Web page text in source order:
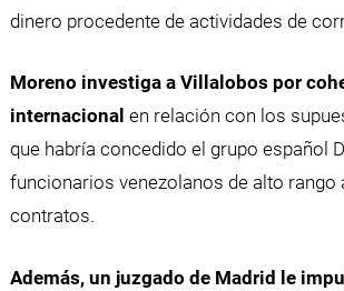
dinero procedente de actividades de
Moreno investiga a Villalobos por
internacional en relación con los
que habría concedido el grupo español
funcionarios venezolanos de alto rango
contratos.
Además, un juzgado de Madrid le